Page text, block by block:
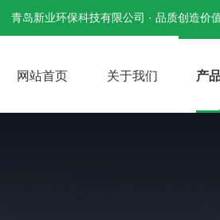
青岛新业环保科技有限公司 · 品质创造价
网站首页 关于我们 产